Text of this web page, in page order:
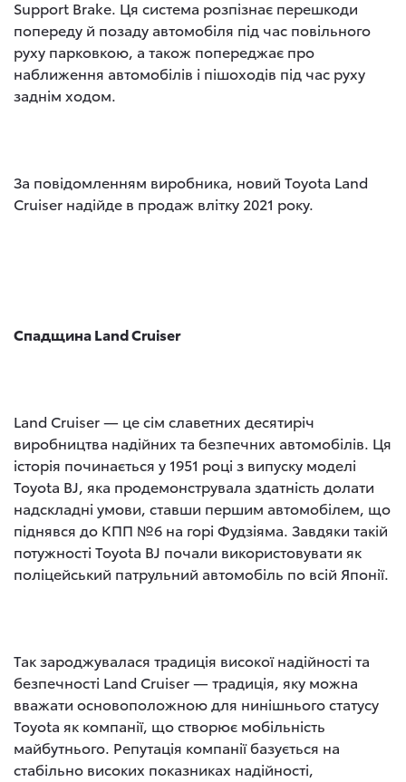
Support Brake. Ця система розпізнає перешкоди
попереду й позаду автомобіля під час повільного
руху парковкою, а також попереджає про
наближення автомобілів і пішоходів під час руху
заднім ходом.
За повідомленням виробника, новий Toyota Land
Cruiser надійде в продаж влітку 2021 року.
Спадщина LandCruiser
Land Cruiser — це сім славетних десятиріч
виробництва надійних та безпечних автомобілів. Ця
історія починається у 1951 році з випуску моделі
Toyota BJ, яка продемонструвала здатність долати
надскладні умови, ставши першим автомобілем, що
піднявся до КПП №6 на горі Фудзіяма. Завдяки такій
потужності Toyota BJ почали використовувати як
поліцейський патрульний автомобіль по всій Японії.
Так зароджувалася традиція високої надійності та
безпечності Land Cruiser — традиція, яку можна
вважати основоположною для нинішнього статусу
Toyota як компанії, що створює мобільність
майбутнього. Репутація компанії базується на
стабільно високих показниках надійності,